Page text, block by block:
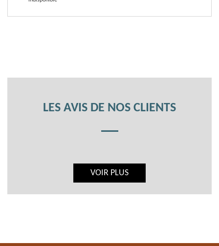
LES AVIS DE NOS CLIENTS
VOIR PLUS